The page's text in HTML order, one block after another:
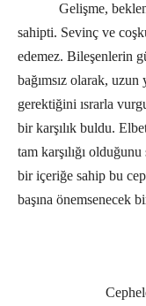
Gelişme,
sahipti. Sevinç ve
edemez. Bileşenlerin
bağımsız olarak,
gerektiğini ısrarla
bir karşılık buldu.
tam karşılığı
bir içeriğe sahip bu
başına önemsenecek